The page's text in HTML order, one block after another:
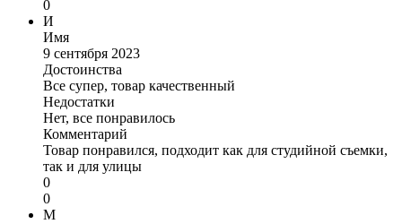
0
И
Имя
9 сентября 2023
Достоинства
Все супер, товар качественный
Недостатки
Нет, все понравилось
Комментарий
Товар понравился, подходит как для студийной съемки,
так и для улицы
0
0
M